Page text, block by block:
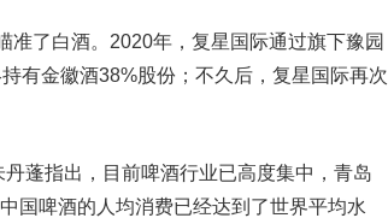
了白酒。2020年，复星国际通过旗下豫园
持有金徽酒38%股份；不久后，复星国际再次
蓬指出，目前啤酒行业已高度集中，青岛
国啤酒的人均消费已经达到了世界平均水